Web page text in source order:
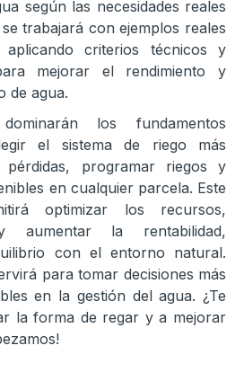
según las necesidades reales
trabajará con ejemplos reales
criterios técnicos y
mejorar el rendimiento y
de agua.
los fundamentos
el sistema de riego más
pérdidas, programar riegos y
en cualquier parcela. Este
optimizar los recursos,
aumentar la rentabilidad,
con el entorno natural.
para tomar decisiones más
en la gestión del agua. ¿Te
la forma de regar y a mejorar